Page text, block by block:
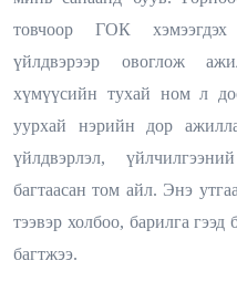
товчоор ГОК
үйлдвэрээр овоглож
хүмүүсийн тухай ном л
уурхай нэрийн дор
үйлдвэрлэл,
багтаасан том айл. Энэ
тээвэр холбоо, барилга
багтжээ.